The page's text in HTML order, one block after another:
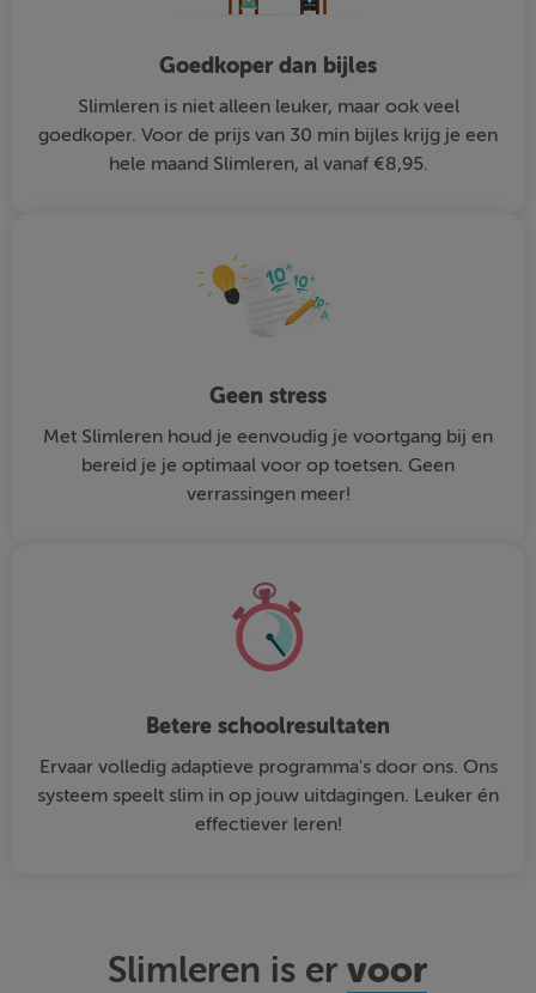
Goedkoper dan bijles
Slimleren is niet alleen leuker, maar ook veel
goedkoper. Voor de prijs van 30 min bijles krijg je een
hele maand Slimleren, al vanaf €8,95.
Geen stress
Met Slimleren houd je eenvoudig je voortgang bij en
bereid je je optimaal voor op toetsen. Geen
verrassingen meer!
Betere schoolresultaten
Ervaar volledig adaptieve programma's door ons. Ons
systeem speelt slim in op jouw uitdagingen. Leuker én
effectiever leren!
Slimleren is ervoor